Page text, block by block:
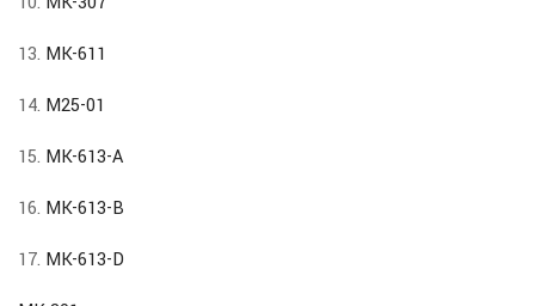
13. MK-611
14. M25-01
15. MK-613-A
16. MK-613-B
17. MK-613-D